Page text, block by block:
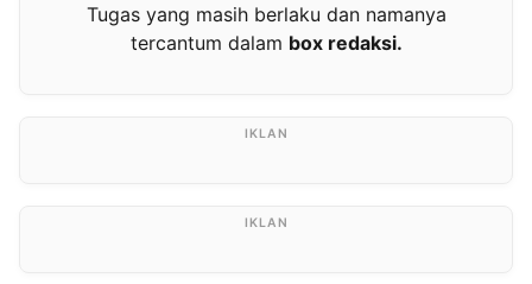
Tugas yang masih berlaku dan namanya
tercantum dalam box redaksi.